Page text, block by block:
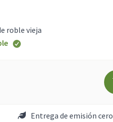
roble vieja
Entrega de emisión cero